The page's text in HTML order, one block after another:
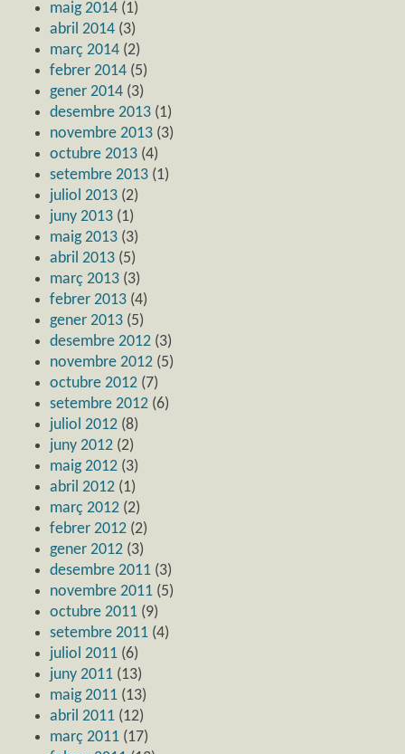
maig 2014 (1)
abril 2014 (3)
març 2014 (2)
febrer 2014 (5)
gener 2014 (3)
desembre 2013 (1)
novembre 2013 (3)
octubre 2013 (4)
setembre 2013 (1)
juliol 2013 (2)
juny 2013 (1)
maig 2013 (3)
abril 2013 (5)
març 2013 (3)
febrer 2013 (4)
gener 2013 (5)
desembre 2012 (3)
novembre 2012 (5)
octubre 2012 (7)
setembre 2012 (6)
juliol 2012 (8)
juny 2012 (2)
maig 2012 (3)
abril 2012 (1)
març 2012 (2)
febrer 2012 (2)
gener 2012 (3)
desembre 2011 (3)
novembre 2011 (5)
octubre 2011 (9)
setembre 2011 (4)
juliol 2011 (6)
juny 2011 (13)
maig 2011 (13)
abril 2011 (12)
març 2011 (17)